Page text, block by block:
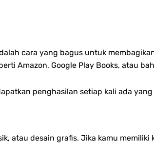
cara yang bagus untuk
Amazon, Google Play Books, atau
penghasilan setiap kali ada
atau desain grafis. Jika kamu